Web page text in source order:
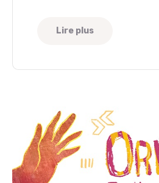
Lire plus